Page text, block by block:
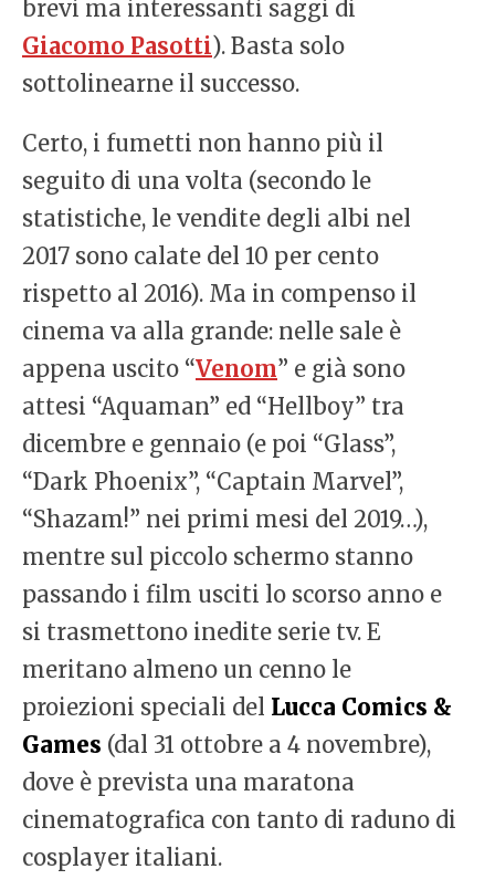
brevi ma interessanti saggi di
Giacomo Pasotti). Basta solo
sottolinearne il successo.
Certo, i fumetti non hanno più il
seguito di una volta (secondo le
statistiche, le vendite degli albi nel
2017 sono calate del 10 per cento
rispetto al 2016). Ma in compenso il
cinema va alla grande: nelle sale è
appena uscito “Venom” e già sono
attesi “Aquaman” ed “Hellboy” tra
dicembre e gennaio (e poi “Glass”,
“Dark Phoenix”, “Captain Marvel”,
“Shazam!” nei primi mesi del 2019…),
mentre sul piccolo schermo stanno
passando i film usciti lo scorso anno e
si trasmettono inedite serie tv. E
meritano almeno un cenno le
proiezioni speciali del Lucca Comics &
Games (dal 31 ottobre a 4 novembre),
dove è prevista una maratona
cinematografica con tanto di raduno di
cosplayer italiani.